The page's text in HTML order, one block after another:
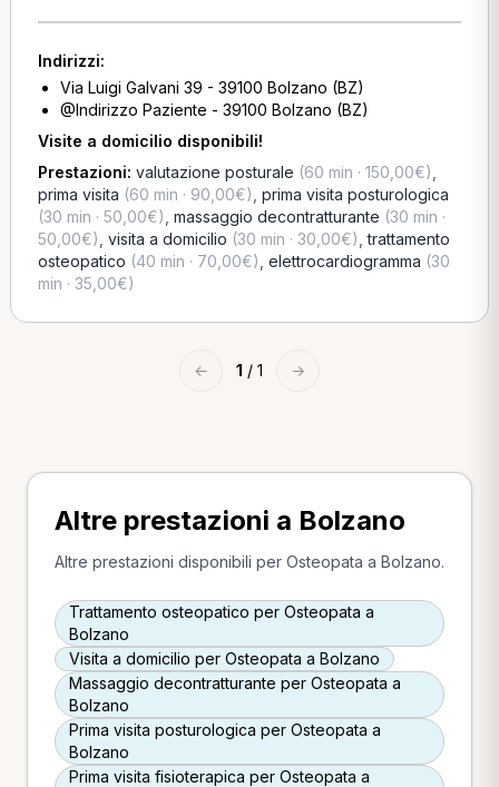
Indirizzi:
Via Luigi Galvani 39 - 39100 Bolzano (BZ)
@Indirizzo Paziente - 39100 Bolzano (BZ)
Visite a domicilio disponibili!
Prestazioni: valutazione posturale (60 min · 150,00€)
prima visita (60 min · 90,00€) prima visita posturologica
(30 min · 50,00€) massaggio decontratturante (30 min ·
50,00€) visita a domicilio (30 min · 30,00€) ,trattamento
osteopatico (40 min · 70,00€) elettrocardiogramma (30
min · 35,00€)
← 1 / 1 →
Altre prestazioni a Bolzano
Altre prestazioni disponibili per Osteopata a Bolzano.
Trattamento osteopatico per Osteopata a
Bolzano
Visita a domicilio per Osteopata a Bolzano
Massaggio decontratturante per Osteopata a
Bolzano
Prima visita posturologica per Osteopata a
Bolzano
Prima visita fisioterapica per Osteopata a